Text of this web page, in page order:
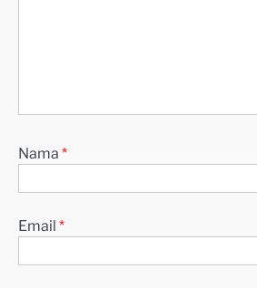
Nama *
Email *